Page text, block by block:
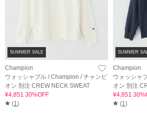
SUMMER SALE
Champion
ウォッシャブル / Champion / チャンピ
オン 別注 CREW NECK SWEAT
¥4,851 30%OFF
(1)
SUMMER
Champion
ウォッシャ
オン 別注
¥4,851
(1)